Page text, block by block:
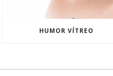
HUMOR VÍTREO